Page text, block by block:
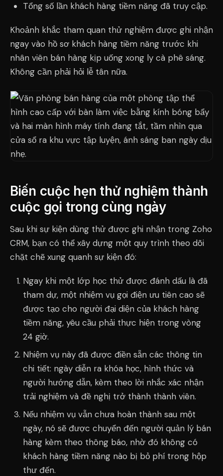
Tổng số lần khách hàng tiềm năng đã truy cập.
Khoảnh khắc tham quan thử nghiệm được ghi nhận
ngay vào hồ sơ khách hàng tiềm năng trước khi
nhân viên bán hàng kịp uống xong ly cà phê sáng.
Không cần phải hỏi lễ tân nữa.
Biến cuộc hẹn thử nghiệm thành
cuộc gọi trong cùng ngày
Sau khi sự kiện dùng thử được ghi nhận trong Zoho
CRM, bạn có thể xây dựng một quy trình theo dõi
chặt chẽ xung quanh sự kiện đó:
Ngay khi một lớp học thử được đánh dấu là đã
tham dự, một nhiệm vụ gọi điện ưu tiên cao sẽ
được tạo cho người đại diện của khách hàng
tiềm năng, yêu cầu phải thực hiện trong vòng
24 giờ.
Nhiệm vụ này đã được điền sẵn các thông tin
chi tiết: ngày diễn ra khóa học, hình thức và
người hướng dẫn, kèm theo lời nhắc xác nhận
trải nghiệm và đề nghị trở thành thành viên.
Nếu nhiệm vụ vẫn chưa hoàn thành sau một
ngày, nó sẽ được chuyển đến người quản lý bán
hàng kèm theo thông báo, nhờ đó không có
khách hàng tiềm năng nào bị bỏ phí trong hộp
thư đến.